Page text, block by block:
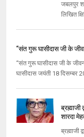
जबलपुर
लिखित
‘‘संत गुरू घासीदास जी के
‘‘संत गुरू घासीदास जी के
घासीदास जयंती 18 दिसम्बर
ब्रह्माजी
शारदा
ब्रह्माजी